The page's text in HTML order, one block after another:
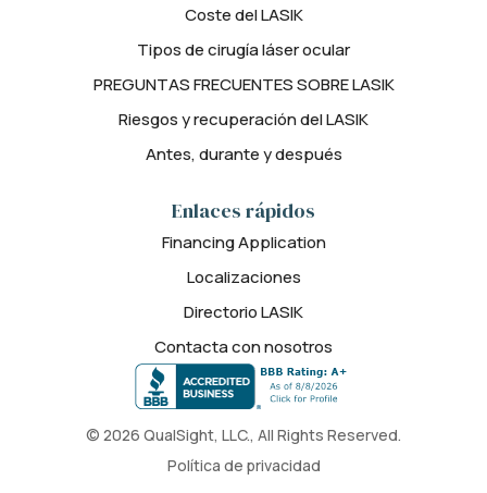
© 2026 QualSight, LLC., All Rights Reserved.
Política de privacidad
Coste del LASIK
Tipos de cirugía láser ocular
PREGUNTAS FRECUENTES SOBRE LASIK
Riesgos y recuperación del LASIK
Antes, durante y después
Enlaces rápidos
Financing Application
Localizaciones
Directorio LASIK
Contacta con nosotros